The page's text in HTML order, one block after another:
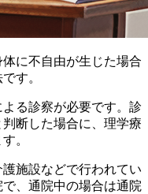
に不自由が生じた場合
す。
る診察が必要です。診
断した場合に、理学療
。
施設などで行われてい
、通院中の場合は通院